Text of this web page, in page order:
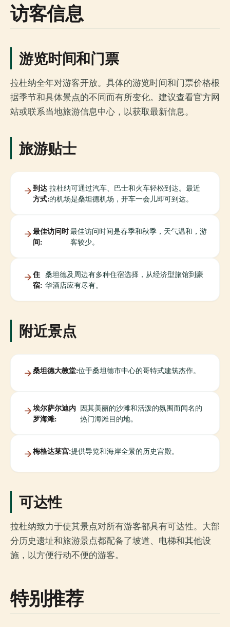
访客信息
游览时间和门票
拉杜纳全年对游客开放。具体的游览时间和门票价格根
据季节和具体景点的不同而有所变化。建议查看官方网
站或联系当地旅游信息中心，以获取最新信息。
旅游贴士
到达
方式:
拉杜纳可通过汽车、巴士和火车轻松到达。最近
的机场是桑坦德机场，开车一会儿即可到达。
最佳访问时
间:
最佳访问时间是春季和秋季，天气温和，游
客较少。
住
宿:
桑坦德及周边有多种住宿选择，从经济型旅馆到豪
华酒店应有尽有。
附近景点
桑坦德大教堂:位于桑坦德市中心的哥特式建筑杰作。
埃尔萨尔迪内
罗海滩:
因其美丽的沙滩和活泼的氛围而闻名的
热门海滩目的地。
梅格达莱宫:提供导览和海岸全景的历史宫殿。
可达性
拉杜纳致力于使其景点对所有游客都具有可达性。大部
分历史遗址和旅游景点都配备了坡道、电梯和其他设
施，以方便行动不便的游客。
特别推荐